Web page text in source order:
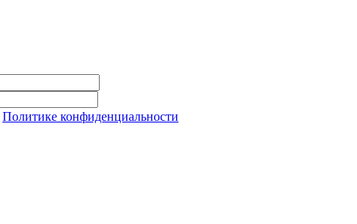
Политике конфиденциальности